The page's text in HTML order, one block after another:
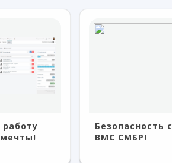
Безопасность с
BMC СМБР!